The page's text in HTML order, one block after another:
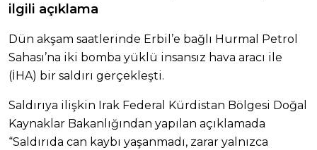
ilgili açıklama
Dün akşam saatlerinde Erbil’e bağlı Hurmal Petrol
Sahası’na iki bomba yüklü insansız hava aracı ile
(İHA) bir saldırı gerçekleşti.
Saldırıya ilişkin Irak Federal Kürdistan Bölgesi Doğal
Kaynaklar Bakanlığından yapılan açıklamada
“Saldırıda can kaybı yaşanmadı, zarar yalnızca